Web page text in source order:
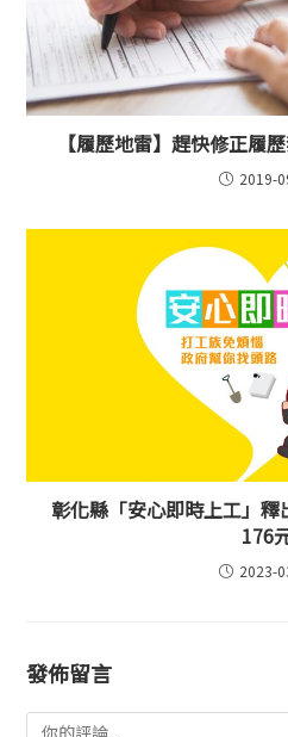
【履歷地雷】趕快修正履
2019-
彰化縣「安心即時上工」
176
2023-
發佈留言